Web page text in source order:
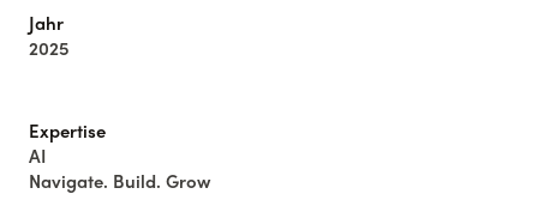
Jahr
2025
Expertise
AI
Navigate. Build. Grow